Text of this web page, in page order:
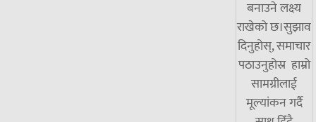
बनाउने लक्ष्य
राखेको छ।सुझाव
दिनुहोस्, समाचार
पठाउनुहोस्र हाम्रो
सामग्रीलाई
मूल्यांकन गर्दै